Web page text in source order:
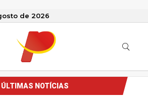
de 2026
ÚLTIMAS NOTÍCIAS